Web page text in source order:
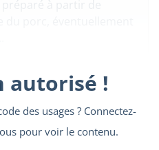
autorisé !
des usages ? Connectez-
pour voir le contenu.